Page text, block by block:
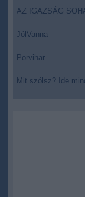
AZ IGAZSÁG
JólVanna
Porvihar
Mit szólsz? Ide